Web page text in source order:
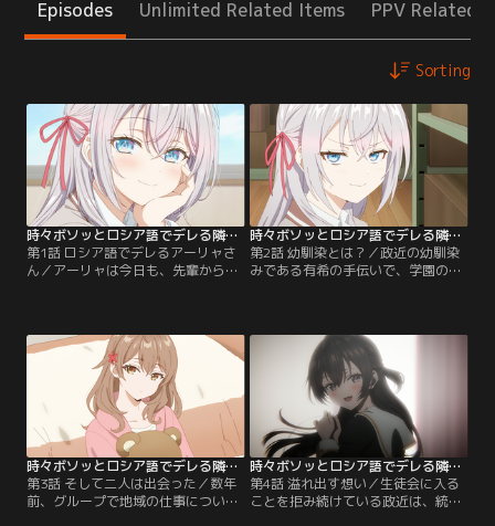
Episodes Unlimited Related Items PPV Related
Sorting
時々ボソッとロシア語でデレる隣のアーリャさん 第01話
第1話 ロシア語でデレるアーリャさ
ん／アーリャは今日も、先輩からの
だらけている政近に対してだけ。授
業中に居眠りをしていたり、休み時
間に禁止されているスマホを使って
ソシャゲをしていたり。そんな政近
に日本語では注意しながらも、時々
ボソッとロシア語で…。
時々ボソッとロシア語でデレる隣のアーリャさん 第02話
第2話 幼馴染とは？／政近の幼馴染
みである有希の手伝いで、学園の備
長の統也がやってくる。彼は政近の
仕事を認め、生徒会へ勧誘してき
た。政近はその誘いを断るものの、
同時にアーリャが生徒会長選挙への
出馬を考えていることを知り……。
時々ボソッとロシア語でデレる隣のアーリャさん 第03話
第3話 そして二人は出会った／数年
前、グループで地域の仕事について
時々ボソッとロシア語でデレる隣のアーリャさん 第04話
第4話 溢れ出す想い／生徒会に入る
ことを拒み続けている政近は、統也